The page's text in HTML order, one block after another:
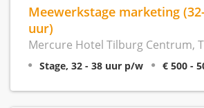
Meewerkstage marketing
uur)
Mercure Hotel Tilburg Centrum,
Stage, 32 - 38 uur p/w € 500 -